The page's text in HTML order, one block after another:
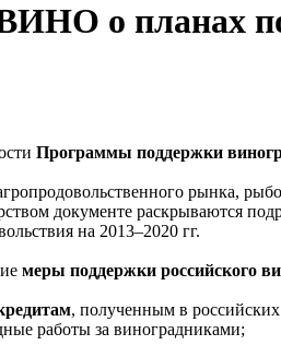
о планах
Программы поддержки
рынка,
документе раскрываются
на 2013–2020 гг.
меры поддержки российского
, полученным в
работы за виноградниками;